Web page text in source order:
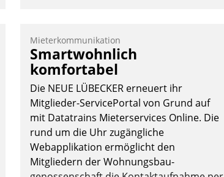
Vernetzungsideen fürs Quartier.
Dazwischen zeigte Datatrain, was es
Neues zu bieten hat.
Nadja Hußmann
Mieterkommunikation
Smartwohnlich
komfortabel
Die NEUE LÜBECKER erneuert ihr
Mitglieder-ServicePortal von Grund auf
mit Datatrains Mieterservices Online. Die
rund um die Uhr zugängliche
Webapplikation ermöglicht den
Mitgliedern der Wohnungs­bau­